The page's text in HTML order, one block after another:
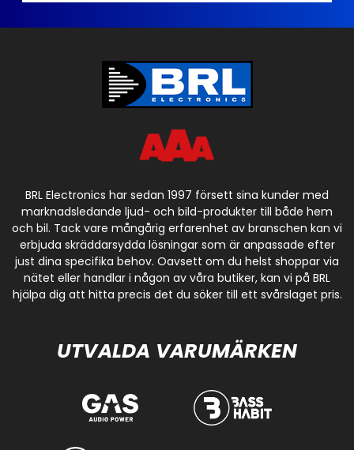
BRL Electronics har sedan 1997 försett sina kunder med
marknadsledande ljud- och bild-produkter till både hem
och bil. Tack vare mångårig erfarenhet av branschen kan vi
erbjuda skräddarsydda lösningar som är anpassade efter
just dina specifika behov. Oavsett om du helst shoppar via
nätet eller handlar i någon av våra butiker, kan vi på BRL
hjälpa dig att hitta precis det du söker till ett svårslaget pris.
UTVALDA VARUMÄRKEN